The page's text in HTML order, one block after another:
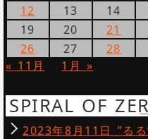
12
13 14
19
20 21
26
27 28
« 11月
1月 »
SPIRAL OF
2023年8月11日 ”るる